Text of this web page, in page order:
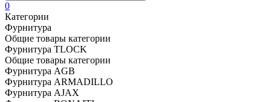
0
Категории
Фурнитура
Общие товары категории
Фурнитура TLOCK
Общие товары категории
Фурнитура AGB
Фурнитура ARMADILLO
Фурнитура AJAX